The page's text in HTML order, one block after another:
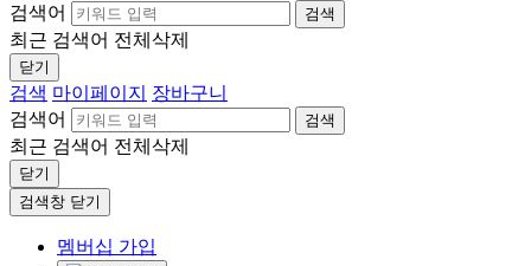
검색어 검색
최근 검색어 전체삭제
닫기
검색 마이페이지
장바구니
검색어
검색
최근 검색어 전체삭제
닫기
검색창 닫기
멤버십 가입